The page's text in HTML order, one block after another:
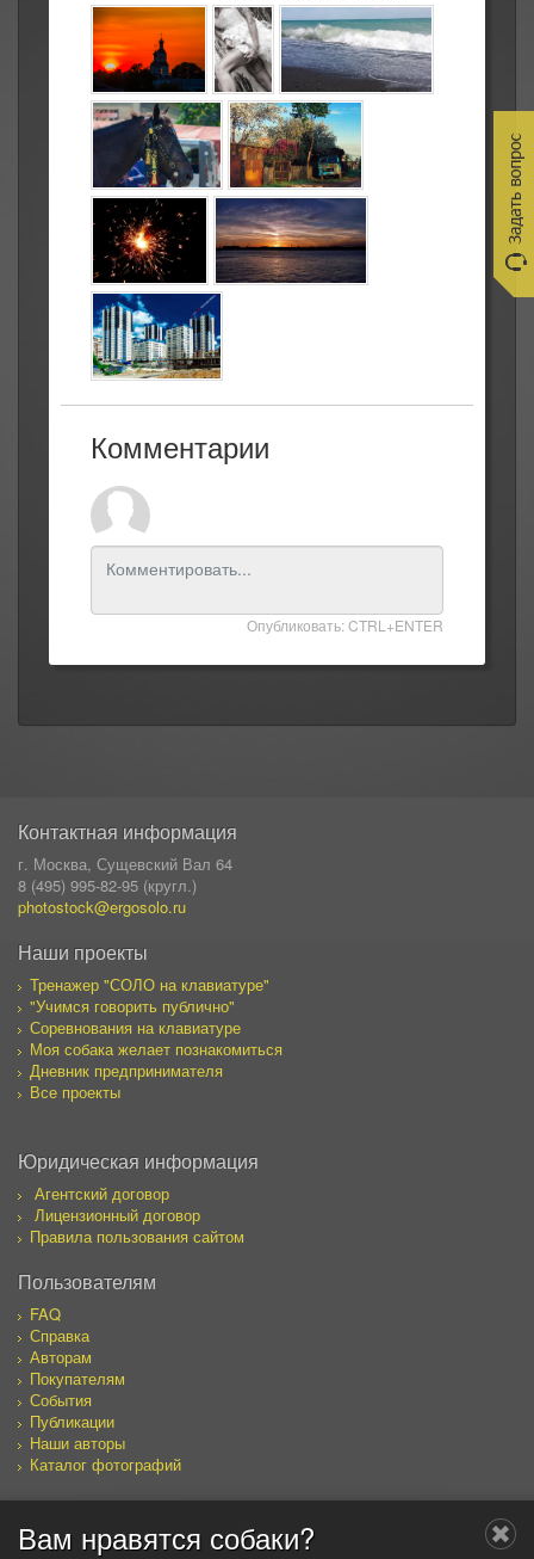
Комментарии
Опубликовать: CTRL+ENTER
Контактная информация
г. Москва, Сущевский Вал 64
8 (495) 995-82-95 (кругл.)
photostock@ergosolo.ru
Наши проекты
Тренажер "СОЛО на клавиатуре"
"Учимся говорить публично"
Соревнования на клавиатуре
Моя собака желает познакомиться
Дневник предпринимателя
Все проекты
Юридическая информация
Агентский договор
Лицензионный договор
Правила пользования сайтом
Пользователям
FAQ
Справка
Авторам
Покупателям
События
Публикации
Наши авторы
Каталог фотографий
Мы в социальных сетях
Вам нравятся собаки?